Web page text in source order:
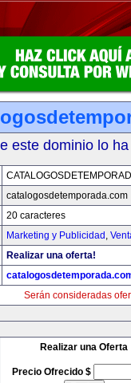
este dominio lo
catalogosdetemporada.com
20 caracteres
Marketing y Publicidad ,
Realizar una oferta!
Serán consideradas
Realizar una Oferta
Precio Ofrecido $